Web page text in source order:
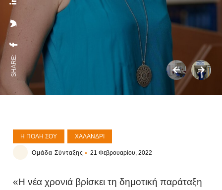
SHARE:
Η ΠΌΛΗ ΣΟΥ ΧΑΛΆΝΔΡΙ
Ομάδα Σύνταξης 21 Φεβρουαρίου, 2022
«Η νέα χρονιά βρίσκει τη δημοτική παράταξη